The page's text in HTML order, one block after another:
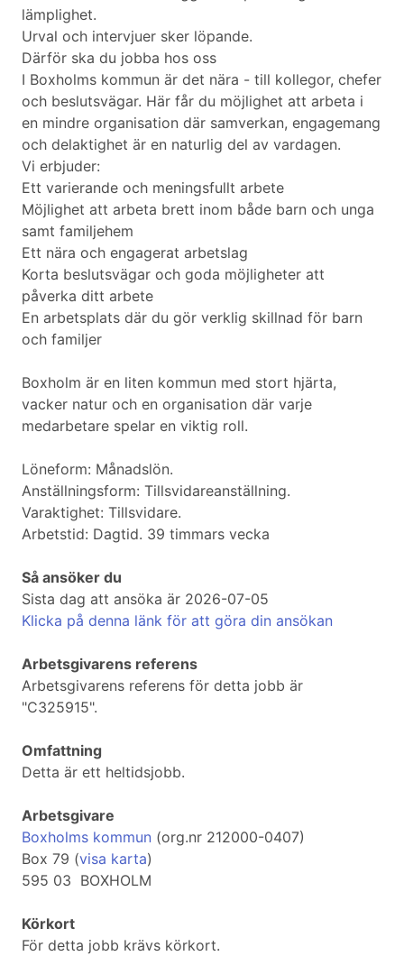
lämplighet.
Urval och intervjuer sker löpande.
Därför ska du jobba hos oss
I Boxholms kommun är det nära - till kollegor, chefer
och beslutsvägar. Här får du möjlighet att arbeta i
en mindre organisation där samverkan, engagemang
och delaktighet är en naturlig del av vardagen.
Vi erbjuder:
Ett varierande och meningsfullt arbete
Möjlighet att arbeta brett inom både barn och unga
samt familjehem
Ett nära och engagerat arbetslag
Korta beslutsvägar och goda möjligheter att
påverka ditt arbete
En arbetsplats där du gör verklig skillnad för barn
och familjer
Boxholm är en liten kommun med stort hjärta,
vacker natur och en organisation där varje
medarbetare spelar en viktig roll.
Löneform: Månadslön.
Anställningsform: Tillsvidareanställning.
Varaktighet: Tillsvidare.
Arbetstid: Dagtid. 39 timmars vecka
Så ansöker du
Sista dag att ansöka är 2026-07-05
Klicka på denna länk för att göra din ansökan
Arbetsgivarens referens
Arbetsgivarens referens för detta jobb är
"C325915".
Omfattning
Detta är ett heltidsjobb.
Arbetsgivare
Boxholms kommun (org.nr 212000-0407)
Box 79 (visa karta)
595 03 BOXHOLM
Körkort
För detta jobb krävs körkort.